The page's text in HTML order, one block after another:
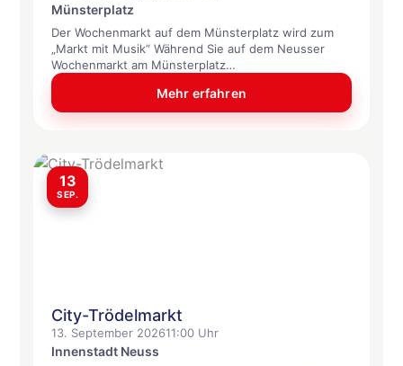
Münsterplatz
Der Wochenmarkt auf dem Münsterplatz wird zum
„Markt mit Musik“ Während Sie auf dem Neusser
Wochenmarkt am Münsterplatz…
Mehr erfahren
13
SEP.
City-Trödelmarkt
13. September 202611:00 Uhr
Innenstadt Neuss